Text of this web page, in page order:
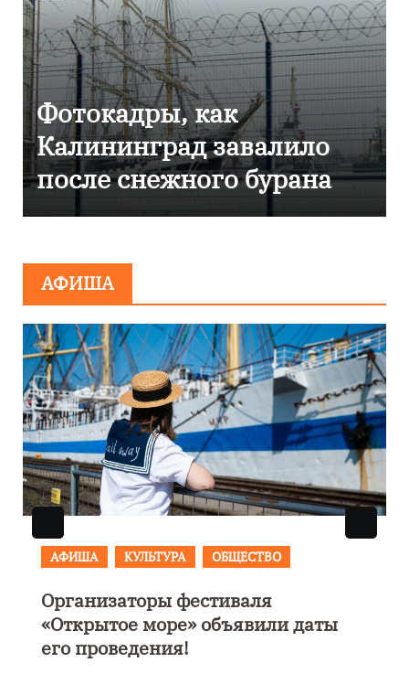
Фоторепортаж как в
Калининграде
эвакуировали ТЦ из-за
сообщения о
АФИША
АФИША
В Калининграде пройдет
фестиваль искусств «Зимние
каникулы на Балтике»